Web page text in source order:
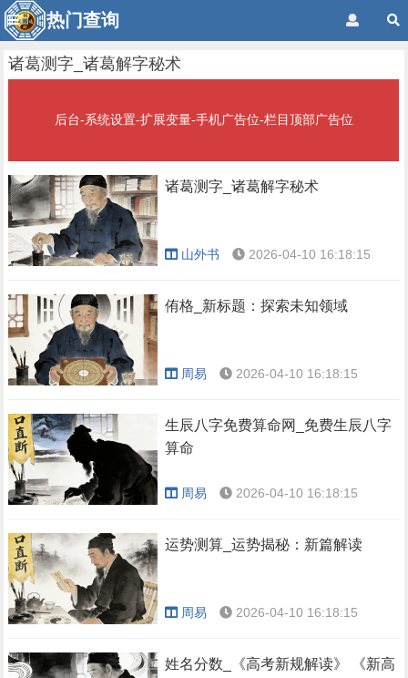
热门查询
诸葛测字_诸葛解字秘术
后台-系统设置-扩展变量-手机广告位-栏目顶部广告位
诸葛测字_诸葛解字秘术
山外书 2026-04-10 16:18:15
侑格_新标题：探索未知领域
周易 2026-04-10 16:18:15
生辰八字免费算命网_免费生辰八字
算命
周易 2026-04-10 16:18:15
运势测算_运势揭秘：新篇解读
周易 2026-04-10 16:18:15
姓名分数_《高考新规解读》 《新高